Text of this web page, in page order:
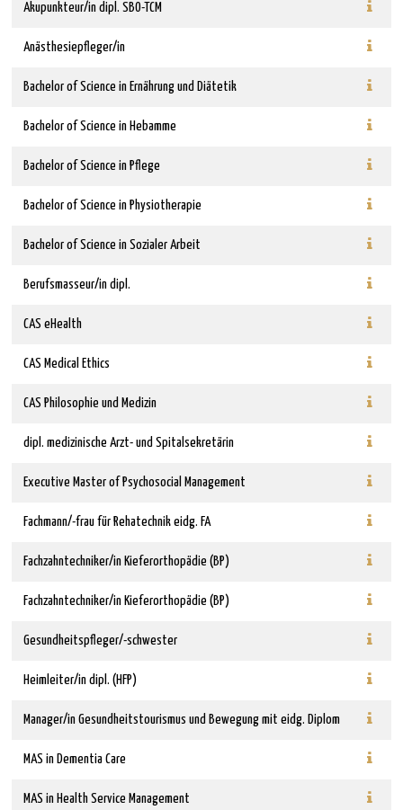
Akupunkteur/in dipl. SBO-TCM
Anästhesiepfleger/in
Bachelor of Science in Ernährung und Diätetik
Bachelor of Science in Hebamme
Bachelor of Science in Pflege
Bachelor of Science in Physiotherapie
Bachelor of Science in Sozialer Arbeit
Berufsmasseur/in dipl.
CAS eHealth
CAS Medical Ethics
CAS Philosophie und Medizin
dipl. medizinische Arzt- und Spitalsekretärin
Executive Master of Psychosocial Management
Fachmann/-frau für Rehatechnik eidg. FA
Fachzahntechniker/in Kieferorthopädie (BP)
Fachzahntechniker/in Kieferorthopädie (BP)
Gesundheitspfleger/-schwester
Heimleiter/in dipl. (HFP)
Manager/in Gesundheitstourismus und Bewegung mit eidg. Diplom
MAS in Dementia Care
MAS in Health Service Management